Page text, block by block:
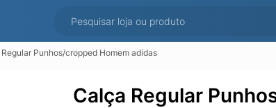
Punhos/cropped Homem adidas
Calça Regular